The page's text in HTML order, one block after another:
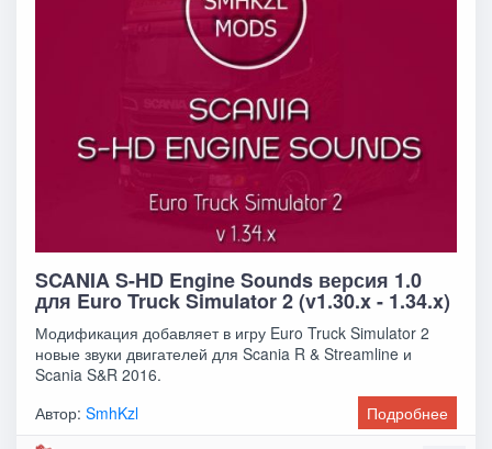
SCANIA S-HD Engine Sounds версия 1.0
для Euro Truck Simulator 2 (v1.30.x - 1.34.x)
Модификация добавляет в игру Euro Truck Simulator 2
новые звуки двигателей для Scania R & Streamline и
Scania S&R 2016.
Автор:SmhKzl Подробнее